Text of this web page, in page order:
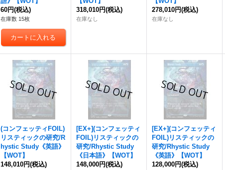
60円(税込)
在庫数 15枚
318,010円(税込)
在庫なし
278,010円(税込)
在庫なし
(コンフェッティFOIL)
リスティックの研究/R
hystic Study《英語》
【WOT】
148,010円(税込)
[EX+](コンフェッティ
FOIL)リスティックの
研究/Rhystic Study
《日本語》【WOT】
148,000円(税込)
[EX+](コンフェッティ
FOIL)リスティックの
研究/Rhystic Study
《英語》【WOT】
128,000円(税込)